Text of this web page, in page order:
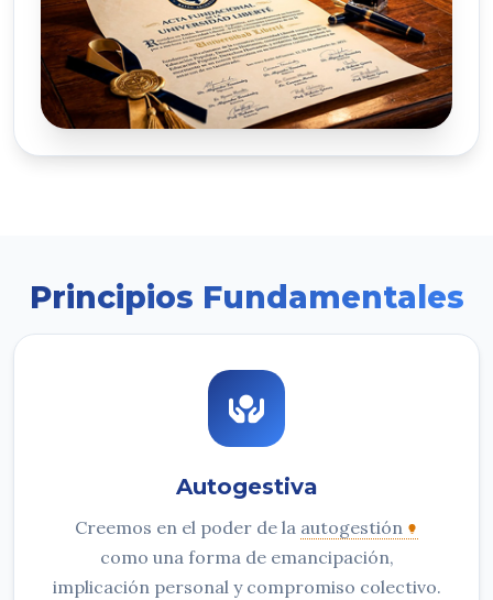
Principios Fundamentales
Autogestiva
Creemos en el poder de la autogestión
como una forma de emancipación,
implicación personal y compromiso colectivo.